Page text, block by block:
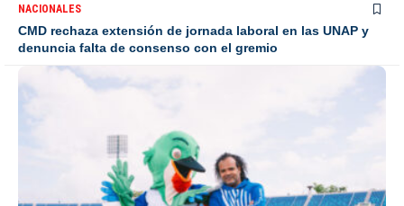
NACIONALES
CMD rechaza extensión de jornada laboral en las UNAP y
denuncia falta de consenso con el gremio